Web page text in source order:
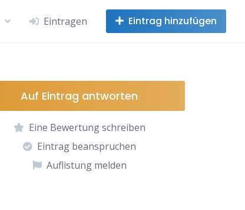
Eintragen Eintrag hinzufügen
Auf Eintrag antworten
Eine Bewertung schreiben
Eintrag beanspruchen
Auflistung melden